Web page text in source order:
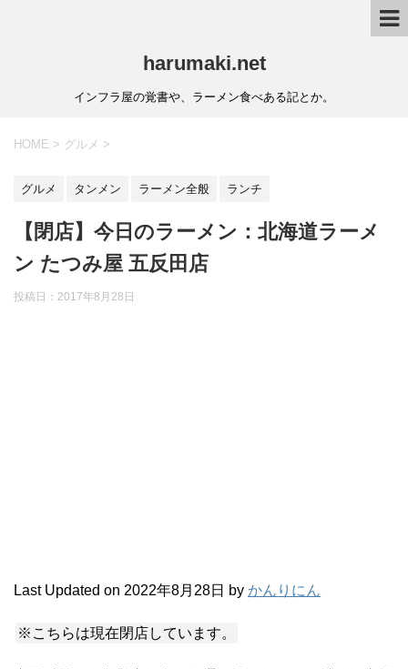
harumaki.net
インフラ屋の覚書や、ラーメン食べある記とか。
HOME > グルメ >
グルメ タンメン ラーメン全般 ランチ
【閉店】今日のラーメン：北海道ラーメ
ン たつみ屋 五反田店
投稿日：2017年8月28日
Last Updated on 2022年8月28日 by かんりにん
※こちらは現在閉店しています。